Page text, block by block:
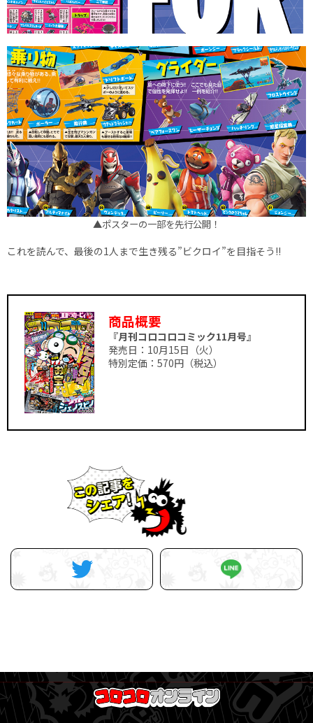
▲ポスターの一部を先行公開！
これを読んで、最後の1人まで生き残る”ビクロイ”を目指そう!!
商品概要
『月刊コロコロコミック11月号』
発売日：10月15日（火）
特別定価：570円（税込）